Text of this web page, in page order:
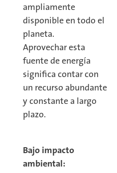
ampliamente
disponible en todo el
planeta.
Aprovechar esta
fuente de energía
significa contar con
un recurso abundante
y constante a largo
plazo.
Bajo impacto
ambiental: